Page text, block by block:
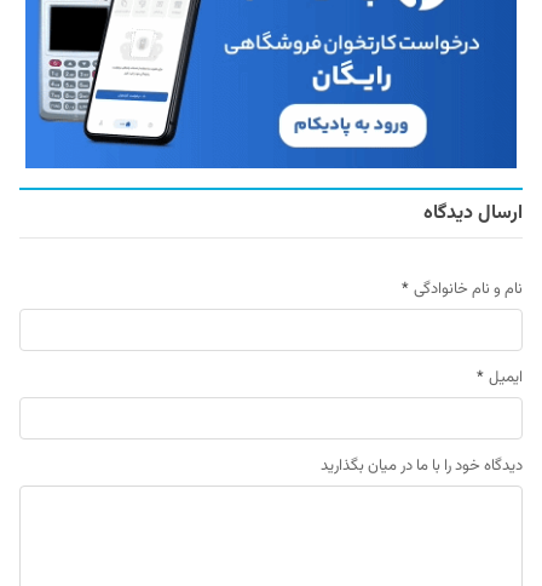
ارسال دیدگاه
نام و نام خانوادگی *
ایمیل *
دیدگاه خود را با ما در میان بگذارید